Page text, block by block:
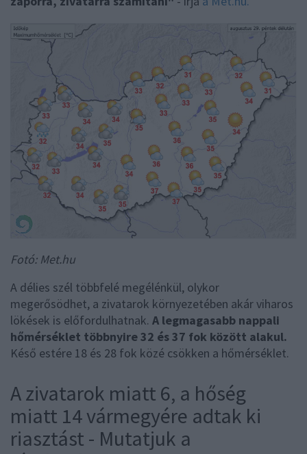
Fotó: Met.hu
A délies szél többfelé megélénkül, olykor
megerősödhet, a zivatarok környezetében akár viharos
lökések is előfordulhatnak. A legmagasabb nappali
hőmérséklet többnyire 32 és 37 fok között alakul.
Késő estére 18 és 28 fok közé csökken a hőmérséklet.
A zivatarok miatt 6, a hőség
miatt 14 vármegyére adtak ki
riasztást - Mutatjuk a